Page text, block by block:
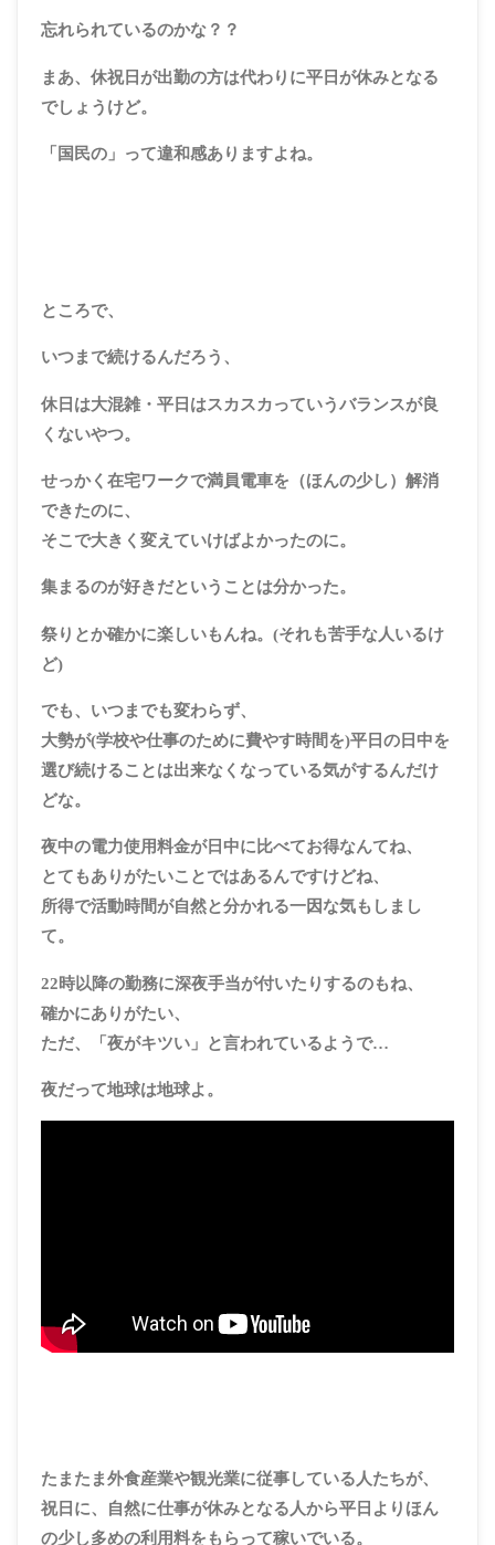
忘れられているのかな？？
まあ、休祝日が出勤の方は代わりに平日が休みとなる
でしょうけど。
「国民の」って違和感ありますよね。
ところで、
いつまで続けるんだろう、
休日は大混雑・平日はスカスカっていうバランスが良
くないやつ。
せっかく在宅ワークで満員電車を（ほんの少し）解消
できたのに、
そこで大きく変えていけばよかったのに。
集まるのが好きだということは分かった。
祭りとか確かに楽しいもんね。(それも苦手な人いるけ
ど)
でも、いつまでも変わらず、
大勢が(学校や仕事のために費やす時間を)平日の日中を
選び続けることは出来なくなっている気がするんだけ
どな。
夜中の電力使用料金が日中に比べてお得なんてね、
とてもありがたいことではあるんですけどね、
所得で活動時間が自然と分かれる一因な気もしまし
て。
22時以降の勤務に深夜手当が付いたりするのもね、
確かにありがたい、
ただ、「夜がキツい」と言われているようで…
夜だって地球は地球よ。
たまたま外食産業や観光業に従事している人たちが、
祝日に、自然に仕事が休みとなる人から平日よりほん
の少し多めの利用料をもらって稼いでいる。